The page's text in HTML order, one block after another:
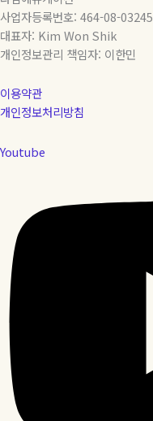
사업자등록번호: 464-08-03245
대표자: Kim Won Shik
개인정보관리 책임자: 이한민
이용약관
개인정보처리방침
Youtube